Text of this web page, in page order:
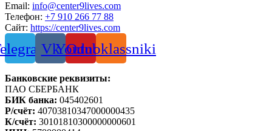
Email: info@center9lives.com
Телефон: +7 910 266 77 88
Сайт: https://center9lives.com
VkYoutube
Odnoklassniki
Банковские реквизиты:
ПАО СБЕРБАНК
БИК банка: 045402601
Р/счёт: 40703810347000000435
К/счёт: 30101810300000000601